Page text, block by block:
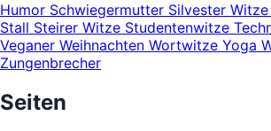
Humor Schwiegermutter Silvester Witze
Stall Steirer Witze Studentenwitze
Veganer Weihnachten Wortwitze Yoga
Zungenbrecher
Seiten